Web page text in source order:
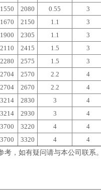
1550 2080 0.55 3
1670 2150 1.1 3
1900 2305 1.1 3
2110 2415 1.5 3
2280 2575 1.5 3
2704 2570 2.2 4
2704 2670 2.2 4
3214 2830 3 4
3214 2930 3 4
3700 3220 4 4
3700 3320 4 4
，如有疑问请与本公司联系。